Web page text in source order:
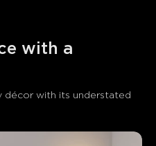
with a
décor with its understated